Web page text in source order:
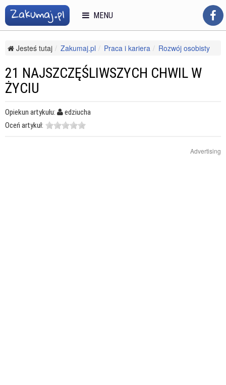
Jesteś tutaj Zakumaj.pl Praca i kariera
Rozwój osobisty
21 najszczęśliwszych chwil w życiu
21 NAJSZCZĘŚLIWSZYCH CHWIL W
ŻYCIU
Opiekun artykułu:
edziucha
Oceń artykuł:
Advertising
MENU